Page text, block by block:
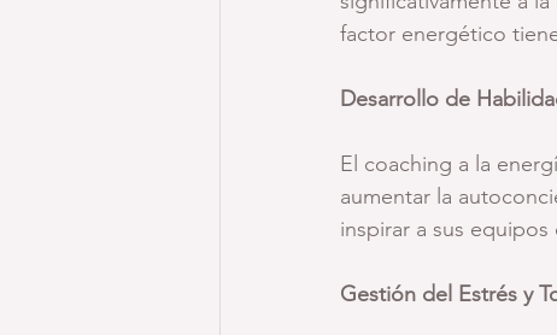
factor energético
Desarrollo de
El coaching a la
aumentar la
inspirar a sus
Gestión del Estrés y